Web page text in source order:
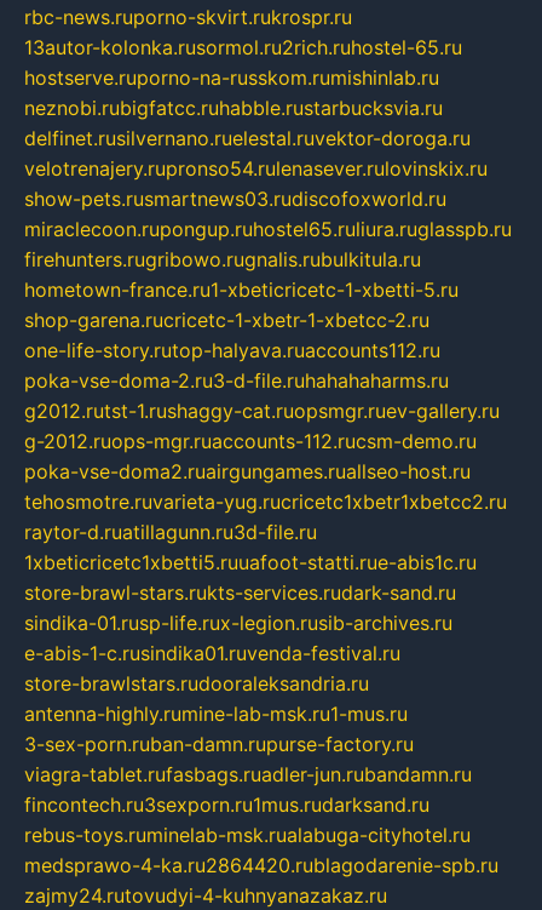
rbc-news.ruporno-skvirt.rukrospr.ru
13autor-kolonka.rusormol.ru2rich.ruhostel-65.ru
hostserve.ruporno-na-russkom.rumishinlab.ru
neznobi.rubigfatcc.ruhabble.rustarbucksvia.ru
delfinet.rusilvernano.ruelestal.ruvektor-doroga.ru
velotrenajery.rupronso54.rulenasever.rulovinskix.ru
show-pets.rusmartnews03.rudiscofoxworld.ru
miraclecoon.rupongup.ruhostel65.ruliura.ruglasspb.ru
firehunters.rugribowo.rugnalis.rubulkitula.ru
hometown-france.ru1-xbeticricetc-1-xbetti-5.ru
shop-garena.rucricetc-1-xbetr-1-xbetcc-2.ru
one-life-story.rutop-halyava.ruaccounts112.ru
poka-vse-doma-2.ru3-d-file.ruhahahaharms.ru
g2012.rutst-1.rushaggy-cat.ruopsmgr.ruev-gallery.ru
g-2012.ruops-mgr.ruaccounts-112.rucsm-demo.ru
poka-vse-doma2.ruairgungames.ruallseo-host.ru
tehosmotre.ruvarieta-yug.rucricetc1xbetr1xbetcc2.ru
raytor-d.ruatillagunn.ru3d-file.ru
1xbeticricetc1xbetti5.ruuafoot-statti.rue-abis1c.ru
store-brawl-stars.rukts-services.rudark-sand.ru
sindika-01.rusp-life.rux-legion.rusib-archives.ru
e-abis-1-c.rusindika01.ruvenda-festival.ru
store-brawlstars.rudooraleksandria.ru
antenna-highly.rumine-lab-msk.ru1-mus.ru
3-sex-porn.ruban-damn.rupurse-factory.ru
viagra-tablet.rufasbags.ruadler-jun.rubandamn.ru
fincontech.ru3sexporn.ru1mus.rudarksand.ru
rebus-toys.ruminelab-msk.rualabuga-cityhotel.ru
medsprawo-4-ka.ru2864420.rublagodarenie-spb.ru
zajmy24.rutovudyi-4-kuhnyanazakaz.ru